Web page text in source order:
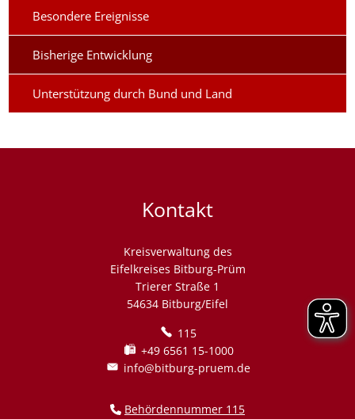
Besondere Ereignisse
Bisherige Entwicklung
Unterstützung durch Bund und Land
Kontakt
Kreisverwaltung des
Eifelkreises Bitburg-Prüm
Trierer Straße 1
54634 Bitburg/Eifel
115
+49 6561 15-1000
info@bitburg-pruem.de
Behördennummer 115